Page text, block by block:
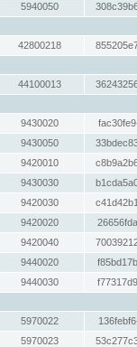
5940050
42800218
44100013
9430020
9430050
9420010
9430030
9420030
9420020
9420040
9440020
9440030
5970022
5970023